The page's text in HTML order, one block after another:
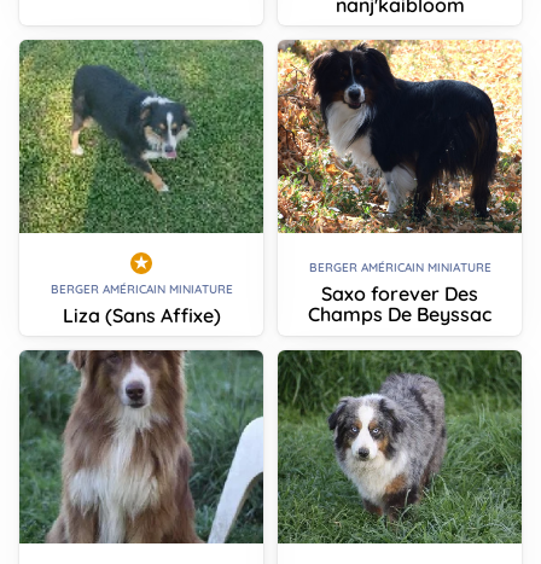
nanj'kaibloom
BERGER AMÉRICAIN MINIATURE
Liza (Sans Affixe)
BERGER AMÉRICAIN MINIATURE
Saxo forever Des
Champs De Beyssac